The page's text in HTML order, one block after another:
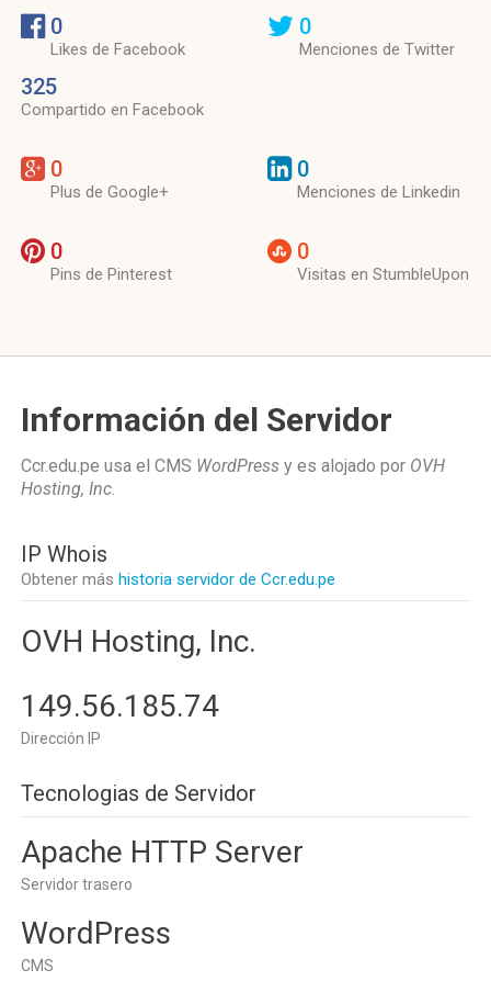
0
Likes de Facebook
325
Compartido en Facebook
0
Menciones de Twitter
0
Plus de Google+
0
Menciones de Linkedin
0
Pins de Pinterest
0
Visitas en StumbleUpon
Información del Servidor
Ccr.edu.pe usa el CMS WordPress y es alojado por OVH
Hosting, Inc.
IP Whois
Obtener más historia servidor de Ccr.edu.pe
OVH Hosting, Inc.
149.56.185.74
Dirección IP
Tecnologias de Servidor
Apache HTTP Server
Servidor trasero
WordPress
CMS